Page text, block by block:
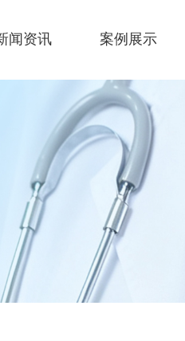
闻资讯 案例展示